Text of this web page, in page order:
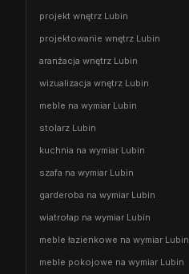
projekt wnętrz Lubin
projektowanie wnętrz Lubin
aranżacja wnętrz Lubin
wizualizacja wnętrz Lubin
meble na wymiar Lubin
stolarz Lubin
kuchnia na wymiar Lubin
szafa na wymiar Lubin
garderoba na wymiar Lubin
wiatrołap na wymiar Lubin
meble łazienkowe na wymiar Lubin
meble pokojowe na wymiar Lubin